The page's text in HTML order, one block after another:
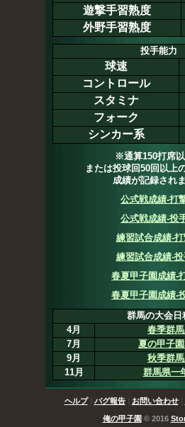
遊撃手習熟度
外野手習熟度
投手能力
球速
コントロール
スタミナ
フォーク
シンカー系
※通算150打席以
または投球回50回以上
成績が記録されま
公式戦成績-打
公式戦成績-投
練習試合成績-
練習試合成績-
春夏甲子園成績-
春夏甲子園成績-
群馬の大会日
4月
春季群
7月
夏の甲子
9月
秋季群
11月
群馬県一
ヘルプ| バグ報告| お問い合わせ|
俺の甲子園 © 2016